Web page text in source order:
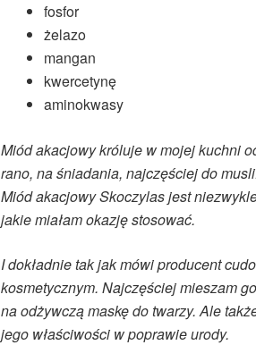
fosfor
żelazo
mangan
kwercetynę
aminokwasy
Miód akacjowy króluje w mojej kuchni
rano, na śniadania, najczęściej do
Miód akacjowy Skoczylas jest
jakie miałam okazję stosować.
I dokładnie tak jak mówi producent
kosmetycznym. Najczęściej mieszam
na odżywczą maskę do twarzy. Ale
jego właściwości w poprawie urody.